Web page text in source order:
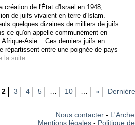
création de l'État d'Israël en 1948,
de juifs vivaient en terre d'Islam.
quelques dizaines de milliers de juifs
ce qu'on appelle communément en
Afrique-Asie. Ces derniers juifs en
répartissent entre une poignée de pays
la suite
2 3 4 5 10 »
Nous contacter-
Mentions légales - Politique